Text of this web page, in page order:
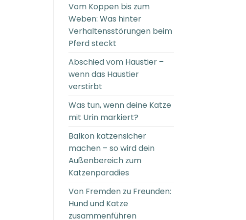
Vom Koppen bis zum
Weben: Was hinter
Verhaltensstörungen beim
Pferd steckt
Abschied vom Haustier –
wenn das Haustier
verstirbt
Was tun, wenn deine Katze
mit Urin markiert?
Balkon katzensicher
machen – so wird dein
Außenbereich zum
Katzenparadies
Von Fremden zu Freunden:
Hund und Katze
zusammenführen